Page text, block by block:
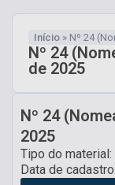
Início » Nº 24
Nº 24
de 2025
Nº 24
2025
Tipo do
Data de